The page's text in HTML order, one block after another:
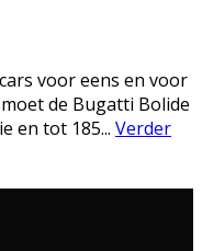
voor eens en voor
de Bugatti Bolide
en tot 185... Verder